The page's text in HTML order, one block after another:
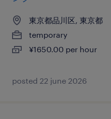
東京都品川区, 東京都
temporary
¥1650.00 per hour
posted 22 june 2026